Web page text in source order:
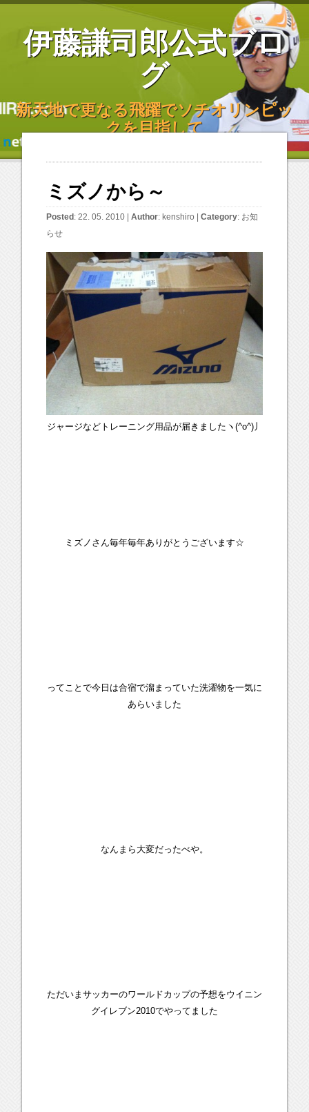
伊藤謙司郎公式ブロ
グ
新天地で更なる飛躍でソチオリンピッ
クを目指して
ミズノから～
Posted : 22. 05. 2010 |Author: kenshiro |Category: お知
らせ
ジャージなどトレーニング用品が届きましたヽ(^o^)丿
ミズノさん毎年毎年ありがとうございます☆
ってことで今日は合宿で溜まっていた洗濯物を一気に
あらいました
なんまら大変だったべや。
ただいまサッカーのワールドカップの予想をウイニン
グイレブン2010でやってました